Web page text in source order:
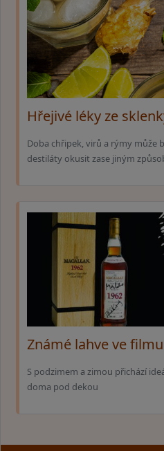
Hřejivé léky ze
Doba chřipek, virů a rýmy může
destiláty okusit zase jiným
Známé lahve ve filmu
S podzimem a zimou přichází
doma pod dekou